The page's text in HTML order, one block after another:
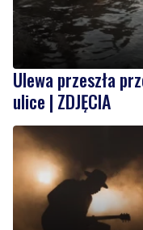
Ulewa przeszła
ulice | ZDJĘCIA